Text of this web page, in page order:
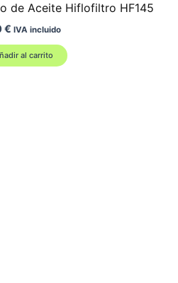
de Aceite Hiflofiltro HF145
€ IVA incluido
al carrito